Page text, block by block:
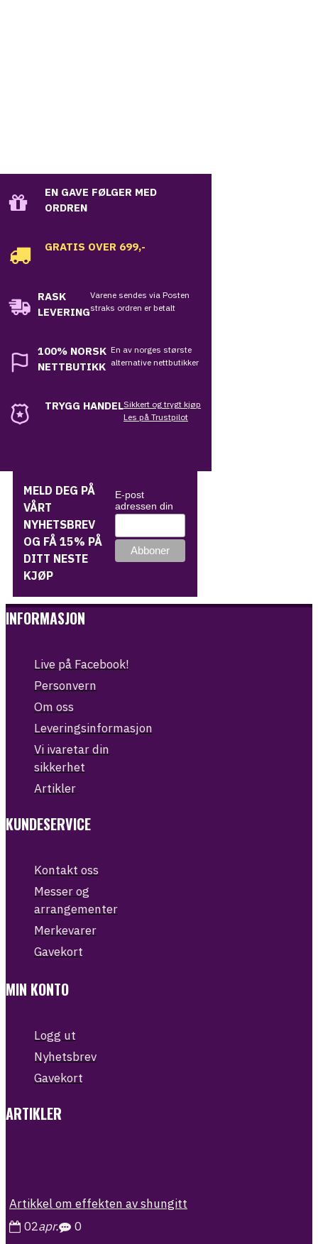
EN GAVE FØLGER MED
ORDREN
GRATIS OVER 699,-
RASK
LEVERING
Varene sendes via Posten
straks ordren er betalt
100% NORSK
NETTBUTIKK
En av norges største
alternative nettbutikker
TRYGG HANDELSikkert og trygt kjøp
Les på Trustpilot
MELD DEG PÅ
VÅRT
NYHETSBREV
OG FÅ 15% PÅ
DITT NESTE
KJØP
E-post
adressen din
INFORMASJON
Live på Facebook!
Personvern
Om oss
Leveringsinformasjon
Vi ivaretar din
sikkerhet
Artikler
KUNDESERVICE
Kontakt oss
Messer og
arrangementer
Merkevarer
Gavekort
MIN KONTO
Logg ut
Nyhetsbrev
Gavekort
ARTIKLER
Artikkel om effekten av shungitt
02apr. 0